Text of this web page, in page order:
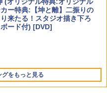
(オリジナル特典:オリジナル
ー特典:【坤と離】二振りの
来たる！スタジオ描き下ろ
ード付) [DVD]
をもっと見る